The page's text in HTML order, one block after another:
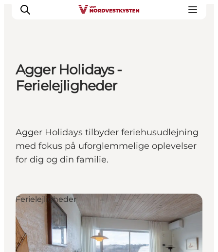
Feriesteder
Inspiration
Overnatning
Planlæg din ferie
Agger Holidays -
Ferielejligheder
Agger Holidays tilbyder feriehusudlejning
med fokus på uforglemmelige oplevelser
for dig og din familie.
Ferielejligheder